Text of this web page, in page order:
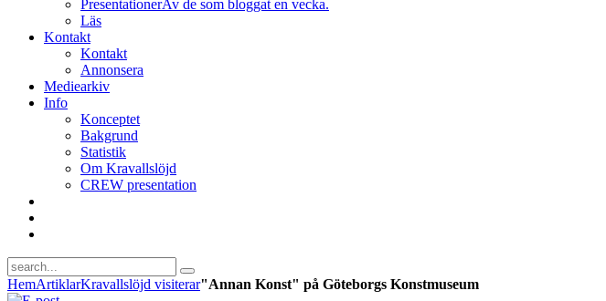
PresentationerAv de som bloggat en vecka.
Läs
Kontakt
Kontakt
Annonsera
Mediearkiv
Info
Konceptet
Bakgrund
Statistik
Om Kravallslöjd
CREW presentation
HemArtiklarKravallslöjd visiterar"Annan Konst" på Göteborgs Konstmuseum